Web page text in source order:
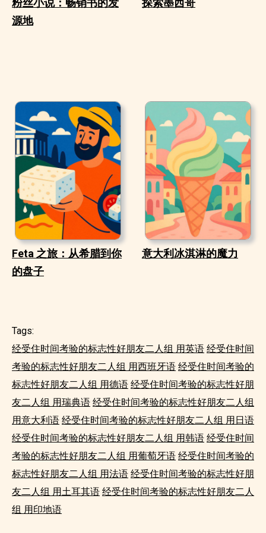
粉丝小说：畅销书的发
源地
探索墨西哥
Feta 之旅：从希腊到你
的盘子
意大利冰淇淋的魔力
Tags:
经受住时间考验的标志性好朋友二人组 用英语 经受住时间
考验的标志性好朋友二人组 用西班牙语 经受住时间考验的
标志性好朋友二人组 用德语 经受住时间考验的标志性好朋
友二人组 用瑞典语 经受住时间考验的标志性好朋友二人组
用意大利语 经受住时间考验的标志性好朋友二人组 用日语
经受住时间考验的标志性好朋友二人组 用韩语 经受住时间
考验的标志性好朋友二人组 用葡萄牙语 经受住时间考验的
标志性好朋友二人组 用法语 经受住时间考验的标志性好朋
友二人组 用土耳其语 经受住时间考验的标志性好朋友二人
组 用印地语